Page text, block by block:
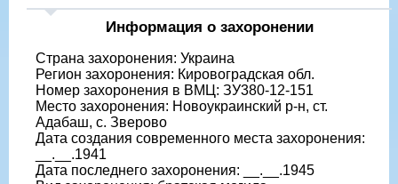
Информация о захоронении
Страна захоронения: Украина
Регион захоронения: Кировоградская обл.
Номер захоронения в ВМЦ: ЗУ380-12-151
Место захоронения: Новоукраинский р-н, ст.
Адабаш, с. Зверово
Дата создания современного места захоронения:
__.__.1941
Дата последнего захоронения: __.__.1945